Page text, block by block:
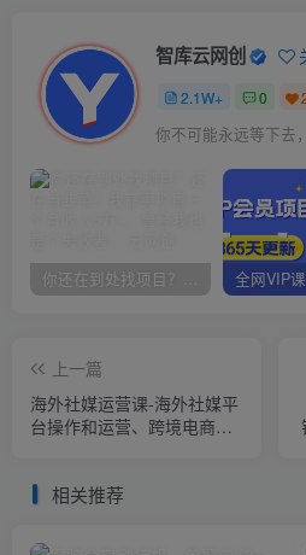
智库云网创
2.1W+ 0
你不可能永远等下去
你还在到处找项目？还在当韭菜？我靠卖项目一个月收入5万+，曾经我也是个失败者。
上一篇
海外社媒运营课-海外社媒平
台操作和运营、跨境电商基
相关推荐